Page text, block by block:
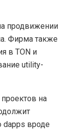
продвижении
Фирма также
в TON и
utility-
на
dapps вроде